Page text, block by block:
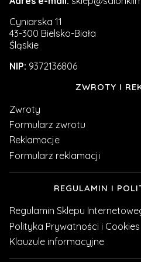
Cyniarska 11
43-300 Bielsko-Biała
Śląskie
NIP: 9372136806
Linki w stopceZWROTY I
Zwroty
Formularz zwrotu
Reklamacje
Formularz reklamacji
REGULAMIN I
Regulamin Sklepu
Polityka Prywatności i Cookies
Klauzule informacyjne